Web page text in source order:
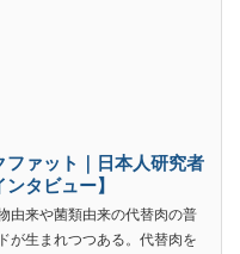
ァット｜日本人研究者
タビュー】
由来や菌類由来の代替肉の普
が生まれつつある。代替肉を